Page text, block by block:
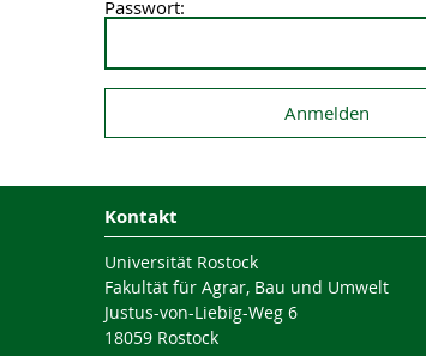
Passwort:
Kontakt
Universität Rostock
Fakultät für Agrar, Bau und Umwelt
Justus-von-Liebig-Weg 6
18059 Rostock